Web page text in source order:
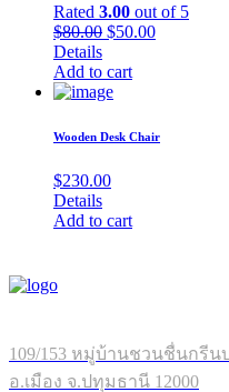
Rated 3.00 out of 5
$80.00 Original
was:
$80.00.
$50.00Current
Details
Add to cart
Wooden Desk Chair
$230.00
Details
Add to cart
109/153 หมู่บ้านชวนชื่นกรีน
อ.เมือง จ.ปทุมธานี 12000